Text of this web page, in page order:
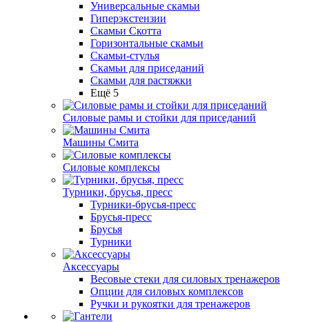
Универсальные скамьи
Гиперэкстензии
Скамьи Скотта
Горизонтальные скамьи
Скамьи-стулья
Скамьи для приседаний
Скамьи для растяжки
Ещё 5
Силовые рамы и стойки для приседаний
Машины Смита
Силовые комплексы
Турники, брусья, пресс
Турники-брусья-пресс
Брусья-пресс
Брусья
Турники
Аксессуары
Весовые стеки для силовых тренажеров
Опции для силовых комплексов
Ручки и рукоятки для тренажеров